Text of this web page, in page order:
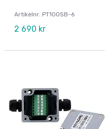
Artikelnr: PT100SB-6
2 690 kr